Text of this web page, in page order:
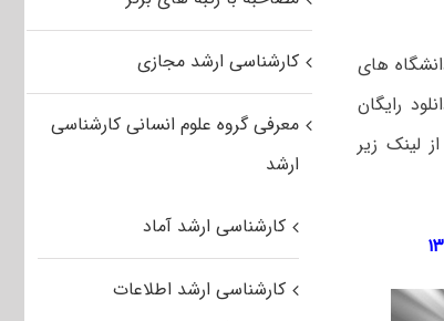
دانشگاه های
رایگان
از لینک زیر
کارشناسی ارشد مجازی
معرفی گروه علوم انسانی کارشناسی
ارشد
کارشناسی ارشد آماد
کارشناسی ارشد اطلاعات